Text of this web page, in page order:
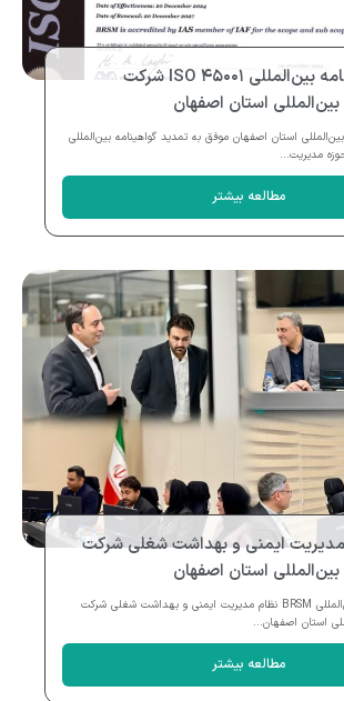
تمدید گواهینامه بین‌المللی ISO ۴۵۰۰۱ شرکت
استان اصفهان
استان اصفهان موفق به تمدید گواهینامه بین‌المللی
مطالعه بیشتر
مدیریت ایمنی و بهداشت شغلی شرکت
استان اصفهان
کارشناسان شرکت بین‌المللی BRSM نظام مدیریت ایمنی و بهداشت شغلی شرکت
استان اصفهان...
مطالعه بیشتر